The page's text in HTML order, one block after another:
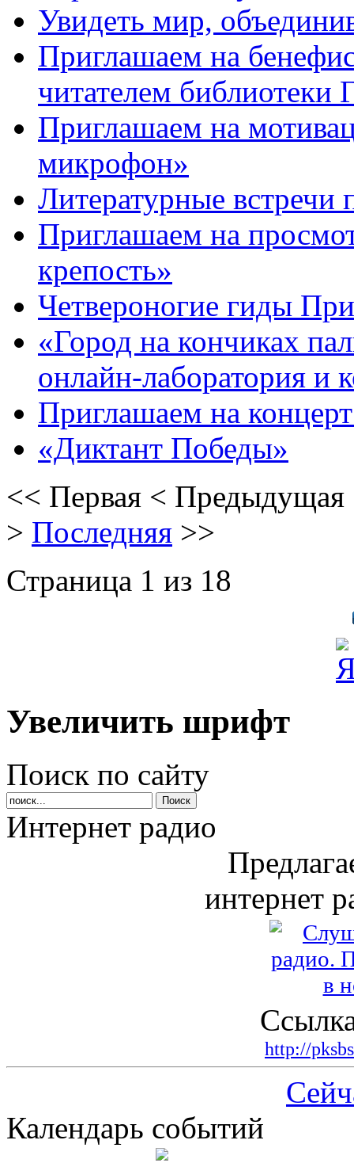
Увидеть мир,
Приглашаем на
читателем
Приглашаем на
микрофон»
Литературные встречи
Приглашаем на
крепость»
Четвероногие гиды
«Город на кончиках
онлайн-лаборатория и
Приглашаем на
«Диктант Победы»
<< Первая < Предыдущая
> Последняя >>
Страница 1 из 18
Увеличить шрифт
Поиск по сайту
Интернет радио
интернет
http://
Календарь событий